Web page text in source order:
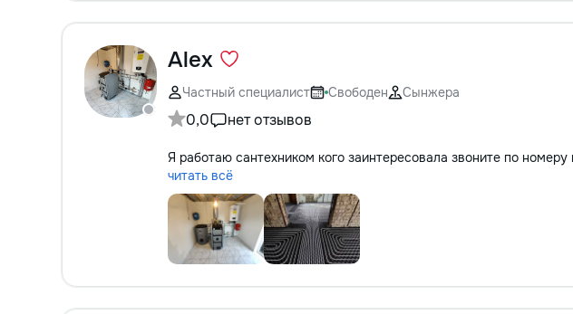
Alex
Частный специалист Свободен Сынжера
0,0 нет отзывов
Я работаю сантехником кого заинтересовала звоните по
читать всё